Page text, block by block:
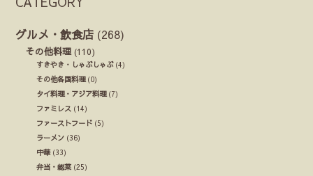
グルメ・飲食店 (268)
その他料理 (110)
すきやき・しゃぶしゃぶ(4)
その他各国料理(0)
タイ料理・アジア料理(7)
ファミレス (14)
ファーストフード (5)
ラーメン (36)
中華(33)
弁当・総菜 (25)